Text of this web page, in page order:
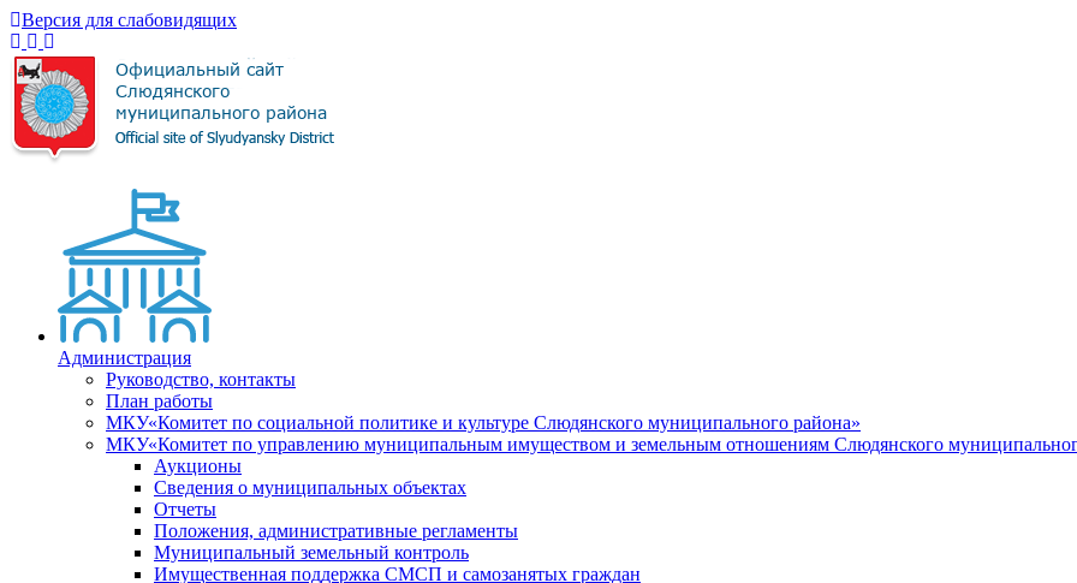
Версия для слабовидящих
Администрация
Руководство, контакты
План работы
МКУ«Комитет по социальной политике и культуре Слюдянского муниципального района»
МКУ«Комитет по управлению муниципальным имуществом и земельным отношениям Слюдянского
Аукционы
Сведения о муниципальных объектах
Отчеты
Положения, административные регламенты
Муниципальный земельный контроль
Имущественная поддержка СМСП и самозанятых граждан